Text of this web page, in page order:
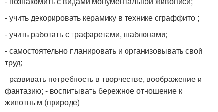
- учить декорировать керамику в технике сграффито ;
- учить работать с трафаретами, шаблонами;
- самостоятельно планировать и организовывать свой
труд;
- развивать потребность в творчестве, воображение и
фантазию; - воспитывать бережное отношение к
животным (природе)